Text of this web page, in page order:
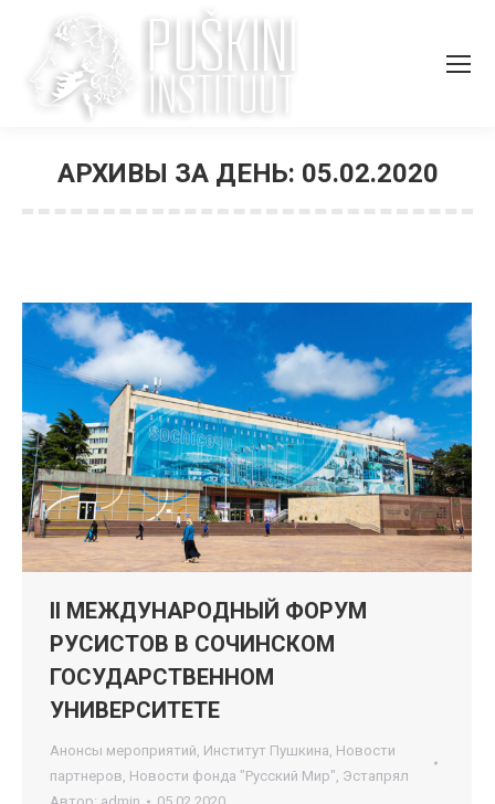
АРХИВЫ ЗА ДЕНЬ: 05.02.2020
II МЕЖДУНАРОДНЫЙ ФОРУМ
РУСИСТОВ В СОЧИНСКОМ
ГОСУДАРСТВЕННОМ
УНИВЕРСИТЕТЕ
Анонсы мероприятий, Институт Пушкина, Новости
партнеров, Новости фонда "Русский Мир", Эстапрял